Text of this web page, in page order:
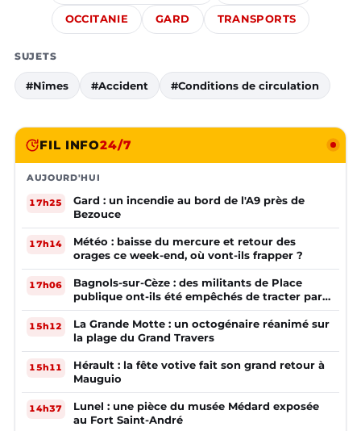
OCCITANIE GARD TRANSPORTS
SUJETS
#Nîmes #Accident #Conditions de circulation
FIL INFO24/7
AUJOURD'HUI
17h25
Gard : un incendie au bord de l'A9 près de
Bezouce
17h14
Météo : baisse du mercure et retour des
orages ce week-end, où vont-ils frapper ?
17h06
Bagnols-sur-Cèze : des militants de Place
publique ont-ils été empêchés de tracter par
la mairie ?
15h12
La Grande Motte : un octogénaire réanimé sur
la plage du Grand Travers
15h11
Hérault : la fête votive fait son grand retour à
Mauguio
14h37
Lunel : une pièce du musée Médard exposée
au Fort Saint-André